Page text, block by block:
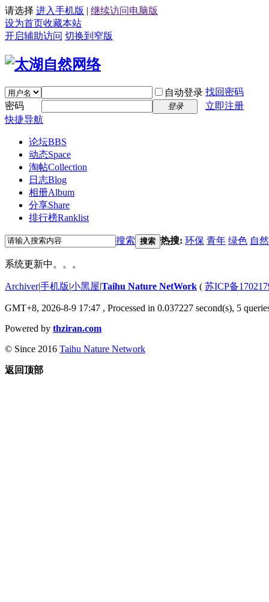
请选择 进入手机版 | 继续访问电脑版
设为首页收藏本站
开启辅助访问 切换到窄版
自动登录 找回密码
密码
登录
立即注册
快捷导航
论坛BBS
动态Space
淘帖Collection
日志Blog
相册Album
分享Share
排行榜Ranklist
搜索 搜索 热搜: 环保 青年 绿色 自
系统更新中。。。
Archiver|手机版|小黑屋|Taihu Nature NetWork ( 苏ICP备
GMT+8, 2026-8-9 17:47 , Processed in 0.037227 second(s), 5
Powered by thziran.com
© Since 2016 Taihu Nature Network
返回顶部